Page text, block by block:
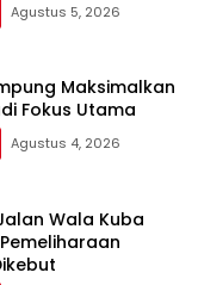
Agustus 5, 2026
Maksimalkan
Fokus Utama
Agustus 4, 2026
Wala Kuba